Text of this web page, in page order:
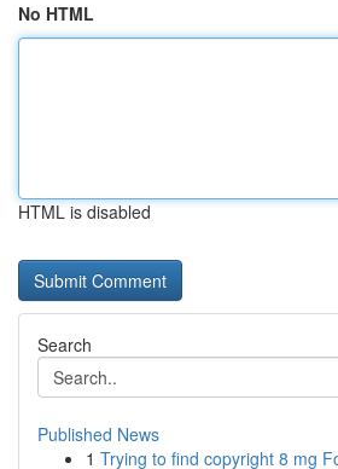
No HTML
HTML is disabled
Search
Published News
1 Trying to find copyright 8 mg